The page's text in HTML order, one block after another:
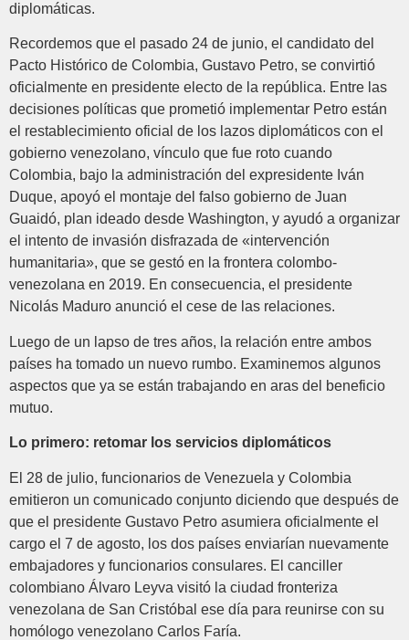
diplomáticas.
Recordemos que el pasado 24 de junio, el candidato del
Pacto Histórico de Colombia, Gustavo Petro, se convirtió
oficialmente en presidente electo de la república. Entre las
decisiones políticas que prometió implementar Petro están
el restablecimiento oficial de los lazos diplomáticos con el
gobierno venezolano, vínculo que fue roto cuando
Colombia, bajo la administración del expresidente Iván
Duque, apoyó el montaje del falso gobierno de Juan
Guaidó, plan ideado desde Washington, y ayudó a organizar
el intento de invasión disfrazada de «intervención
humanitaria», que se gestó en la frontera colombo-
venezolana en 2019. En consecuencia, el presidente
Nicolás Maduro anunció el cese de las relaciones.
Luego de un lapso de tres años, la relación entre ambos
países ha tomado un nuevo rumbo. Examinemos algunos
aspectos que ya se están trabajando en aras del beneficio
mutuo.
Lo primero: retomar los servicios diplomáticos
El 28 de julio, funcionarios de Venezuela y Colombia
emitieron un comunicado conjunto diciendo que después de
que el presidente Gustavo Petro asumiera oficialmente el
cargo el 7 de agosto, los dos países enviarían nuevamente
embajadores y funcionarios consulares. El canciller
colombiano Álvaro Leyva visitó la ciudad fronteriza
venezolana de San Cristóbal ese día para reunirse con su
homólogo venezolano Carlos Faría.